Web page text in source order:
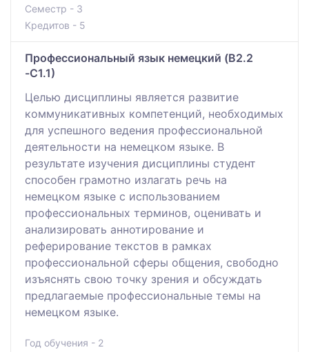
Семестр - 3
Кредитов - 5
Профессиональный язык немецкий (B2.2
-С1.1)
Целью дисциплины является развитие
коммуникативных компетенций, необходимых
для успешного ведения профессиональной
деятельности на немецком языке. В
результате изучения дисциплины студент
способен грамотно излагать речь на
немецком языке с использованием
профессиональных терминов, оценивать и
анализировать аннотирование и
реферирование текстов в рамках
профессиональной сферы общения, свободно
изъяснять свою точку зрения и обсуждать
предлагаемые профессиональные темы на
немецком языке.
Год обучения - 2